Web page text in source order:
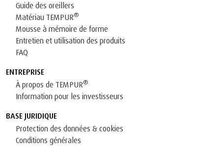
Guide des oreillers
Matériau TEMPUR®
Mousse à mémoire de forme
Entretien et utilisation des produits
FAQ
ENTREPRISE
À propos de TEMPUR®
Information pour les investisseurs
BASE JURIDIQUE
Protection des données & cookies
Conditions générales